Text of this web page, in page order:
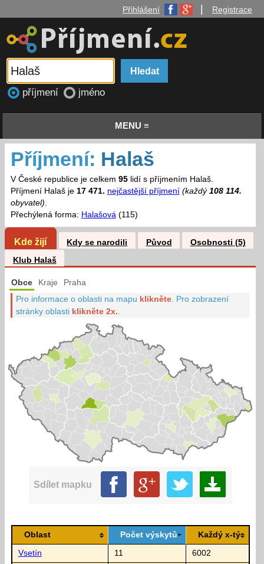
Přihlášení Registrace
příjmení jméno
MENU ≡
Příjmení: Halaš
V České republice je celkem 95lidí s příjmením Halaš.
Příjmení Halaš je 17 471. nejčastější příjmení (každý 108 114.
obyvatel).
Přechýlená forma: Halašová(115)
Kde žijí Kdy se narodili Původ
Osobnosti (5)
Klub Halaš
Obce Kraje Praha
Pro informace o oblasti na mapu klikněte Pro zobrazení
stránky oblasti klikněte 2x.
Sdílet mapku
Oblast Počet výskytů Každý x-tý
Vsetín 11 6002